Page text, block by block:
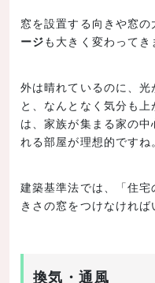
窓を設置する向きや窓
ージも大きく変わってき
外は晴れているのに、
と、なんとなく気分も
は、家族が集まる家の
れる部屋が理想的ですね。
建築基準法では、「住
きさの窓をつけなければ
換気・通風